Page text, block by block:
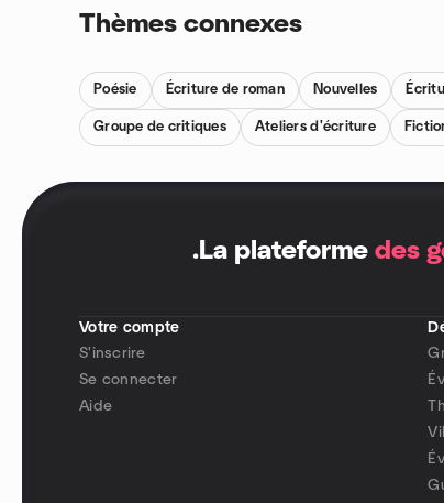
Thèmes connexes
Poésie Écriture de roman Nouvelles
Groupe de critiques Ateliers d'écriture
. La plateforme des
Votre compte
S'inscrire
Se connecter
Aide